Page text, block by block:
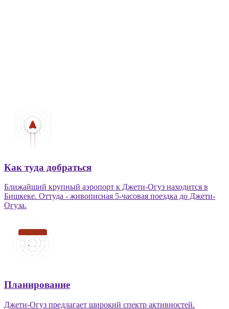
Как туда добраться
Ближайший крупный аэропорт к Джети-Огуз находится в
Бишкеке. Оттуда - живописная 5-часовая поездка до Джети-
Огуза.
Планирование
Джети-Огуз предлагает широкий спектр активностей.